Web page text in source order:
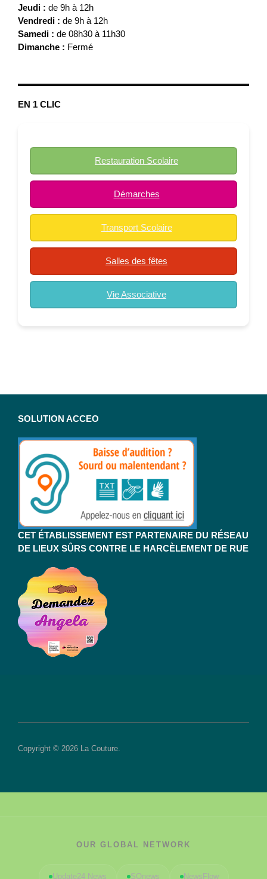
Jeudi : de 9h à 12h
Vendredi : de 9h à 12h
Samedi : de 08h30 à 11h30
Dimanche : Fermé
EN 1 CLIC
Restauration Scolaire
Démarches
Transport Scolaire
Salles des fêtes
Vie Associative
SOLUTION ACCEO
CET ÉTABLISSEMENT EST PARTENAIRE DU RÉSEAU
DE LIEUX SÛRS CONTRE LE HARCÈLEMENT DE RUE
Copyright © 2026 La Couture.
OUR GLOBAL NETWORK
Update24 News SOnews NewsFlow